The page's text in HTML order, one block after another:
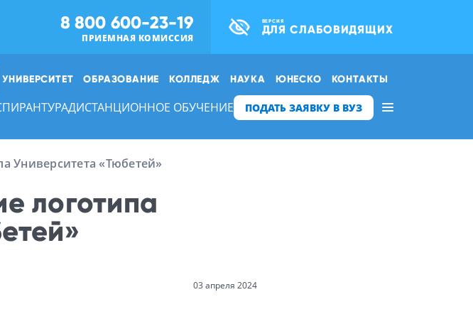
8 800 600-23-19
ПРИЕМНАЯ КОМИССИЯ
ВЕРСИЯ
ДЛЯ СЛАБОВИДЯЩИХ
УНИВЕРСИТЕТ ОБРАЗОВАНИЕ КОЛЛЕДЖ НАУКА ЮНЕСКО КОНТАКТЫ
ДИСТАНЦИОННОЕ ОБУЧЕНИЕ ПОДАТЬ ЗАЯВКУ В ВУЗ
Университета «Тюбетей»
логотипа
03 апреля 2024